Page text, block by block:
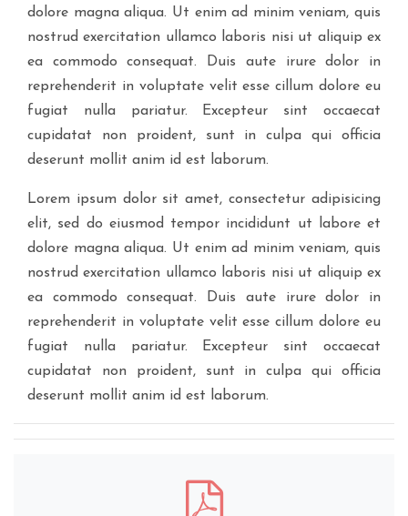
dolore magna aliqua. Ut enim ad minim veniam, quis
nostrud exercitation ullamco laboris nisi ut aliquip ex
ea commodo consequat. Duis aute irure dolor in
reprehenderit in voluptate velit esse cillum dolore eu
fugiat nulla pariatur. Excepteur sint occaecat
cupidatat non proident, sunt in culpa qui officia
deserunt mollit anim id est laborum.
Lorem ipsum dolor sit amet, consectetur adipisicing
elit, sed do eiusmod tempor incididunt ut labore et
dolore magna aliqua. Ut enim ad minim veniam, quis
nostrud exercitation ullamco laboris nisi ut aliquip ex
ea commodo consequat. Duis aute irure dolor in
reprehenderit in voluptate velit esse cillum dolore eu
fugiat nulla pariatur. Excepteur sint occaecat
cupidatat non proident, sunt in culpa qui officia
deserunt mollit anim id est laborum.